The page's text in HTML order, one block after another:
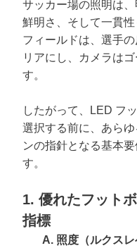
サッカー場の照明は、
鮮明さ、そして一貫
フィールドは、選手
リアにし、カメラは
す。
したがって、LED フ
選択する前に、あら
ンの指針となる基本
す。
1. 優れたフット
指標
A. 照度（ルクスレ